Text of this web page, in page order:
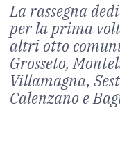
La rassegna
per la prima
altri otto
Grosseto,
Villamagna,
Calenzano e